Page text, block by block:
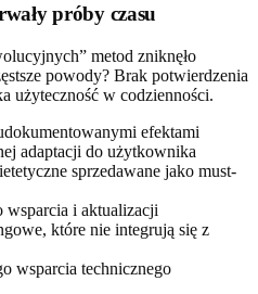
próby czasu
metod zniknęło
powody? Brak potwierdzenia
użyteczność w codzienności.
efektami
adaptacji do użytkownika
sprzedawane jako must-
wsparcia i aktualizacji
które nie integrują się z
wsparcia technicznego